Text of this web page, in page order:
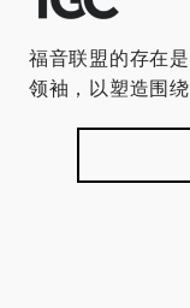
福音联盟的存在
领袖，以塑造围